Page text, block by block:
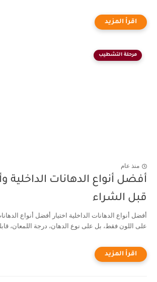
مرحلة التشطيب
منذ عام
أفضل أنواع الدهانات الداخلية
قبل الشراء
أفضل أنواع الدهانات الداخلية اختيار أفضل أنواع
على اللون فقط، بل على نوع الدهان، درجة اللمعان،